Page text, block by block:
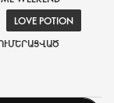
LOVE POTION